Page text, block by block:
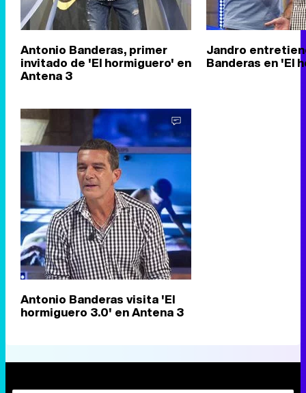
Antonio Banderas, primer
invitado de 'El hormiguero' en
Antena 3
Jandro
Banderas en 'El
Antonio Banderas visita 'El
hormiguero 3.0' en Antena 3